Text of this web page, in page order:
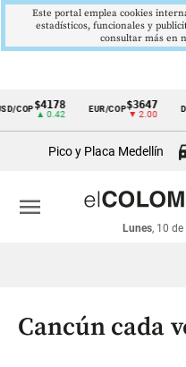
Cintillo
económicos
Colombia
COP$4178
▲ 0.42
EUR/COP$3647
▼ 2.00
Pico y Placa Medellín
Lunes, 10
menu
Cancún cada
Este portal emplea cookies
estadísticos, funcionales y
consultar más en